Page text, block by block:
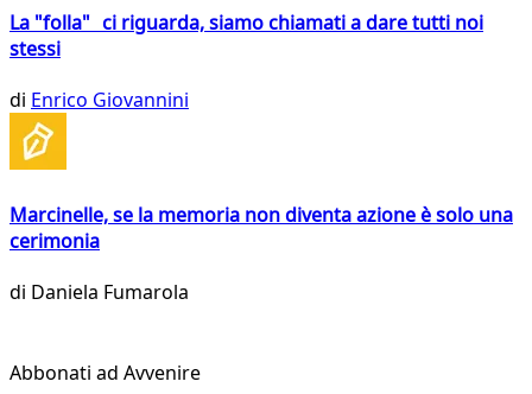
La "folla" ci riguarda, siamo chiamati a dare tutti noi
stessi
di Enrico Giovannini
Marcinelle, se la memoria non diventa azione è solo una
cerimonia
di Daniela Fumarola
Abbonati ad Avvenire